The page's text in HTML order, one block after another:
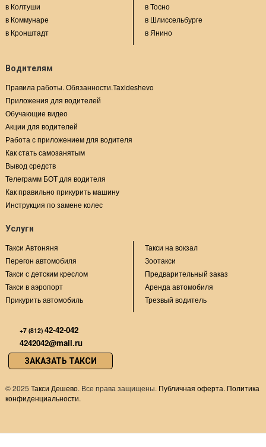
в Колтуши
в Коммунаре
в Кронштадт
в Тосно
в Шлиссельбурге
в Янино
Водителям
Правила работы. Обязанности.Taxideshevo
Приложения для водителей
Обучающие видео
Акции для водителей
Работа с приложением для водителя
Как стать самозанятым
Вывод средств
Телеграмм БОТ для водителя
Как правильно прикурить машину
Инструкция по замене колес
Услуги
Такси Автоняня
Перегон автомобиля
Такси с детским креслом
Такси в аэропорт
Прикурить автомобиль
Такси на вокзал
Зоотакси
Предварительный заказ
Аренда автомобиля
Трезвый водитель
+7 (812) 42-42-042
4242042@mail.ru
ЗАКАЗАТЬ ТАКСИ
©2025 Такси Дешево. Все права защищены. Публичная оферта. Политика
конфиденциальности.